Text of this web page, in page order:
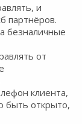
и
партнёров.
безналичные
от
клиента,
быть открыто,